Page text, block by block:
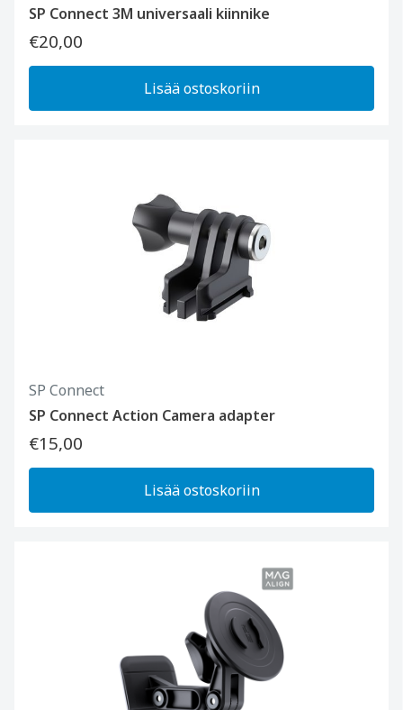
SP Connect 3M universaali kiinnike
€20,00
Lisää ostoskoriin
SP Connect
SP Connect Action Camera adapter
€15,00
Lisää ostoskoriin